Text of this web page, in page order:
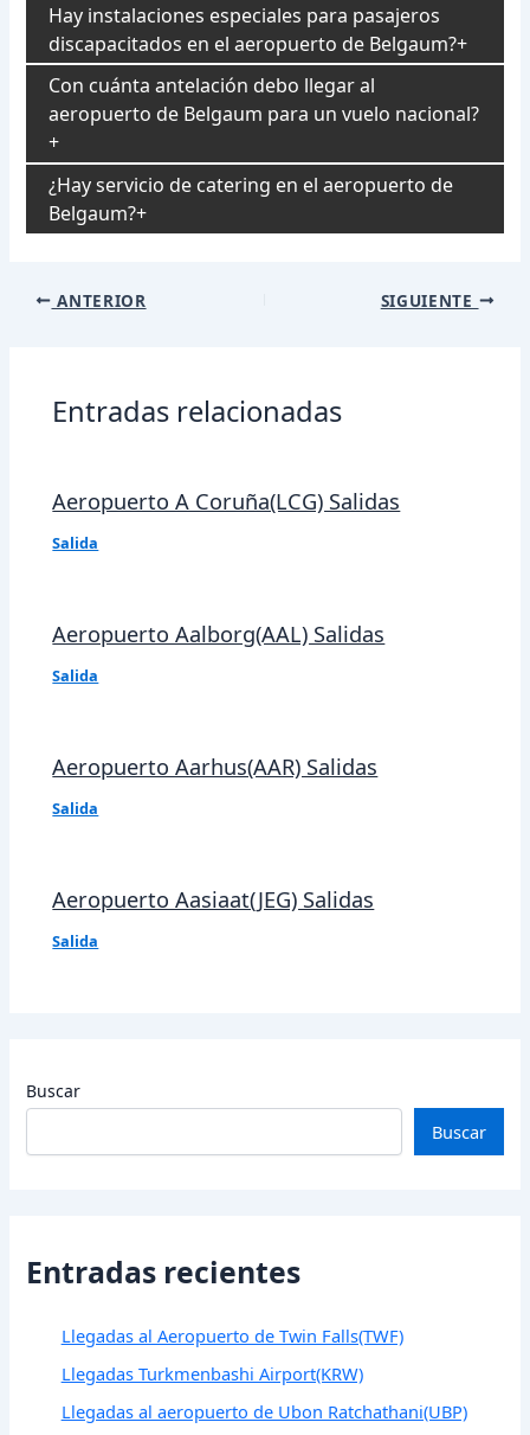
Hay instalaciones especiales para pasajeros
discapacitados en el aeropuerto de Belgaum?
Con cuánta antelación debo llegar al
aeropuerto de Belgaum para un vuelo nacional?
¿Hay servicio de catering en el aeropuerto de
Belgaum?
Navegación
ANTERIOR SIGUIENTE
Entradas relacionadas
Aeropuerto A Coruña(LCG) Salidas
Salida
Aeropuerto Aalborg(AAL) Salidas
Salida
Aeropuerto Aarhus(AAR) Salidas
Salida
Aeropuerto Aasiaat(JEG) Salidas
Salida
Buscar
Buscar
Entradas recientes
Llegadas al Aeropuerto de Twin Falls(TWF)
Llegadas Turkmenbashi Airport(KRW)
Llegadas al aeropuerto de Ubon Ratchathani(UBP)